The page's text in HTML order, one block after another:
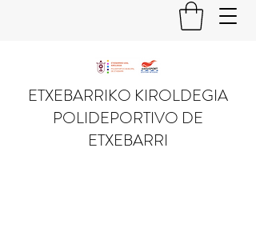
ETXEBARRIKO KIROLDEGIA
POLIDEPORTIVO DE
ETXEBARRI